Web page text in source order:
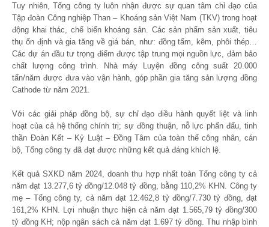
Tuy nhiên, Tổng công ty luôn nhận được sự quan tâm chỉ đạo của
Tập đoàn Công nghiệp Than – Khoáng sản Việt Nam (TKV) trong hoạt
động khai thác, chế biến khoáng sản. Các sản phẩm sản xuất, tiêu
thụ ổn định và gia tăng về giá bán, như: đồng tấm, kẽm, phôi thép…
Các dự án đầu tư trọng điểm được tập trung mọi nguồn lực, đảm bảo
chất lượng công trình. Nhà máy Luyện đồng công suất 20.000
tấn/năm được đưa vào vận hành, góp phần gia tăng sản lượng đồng
Cathode từ năm 2021.
Với các giải pháp đồng bộ, sự chỉ đạo điều hành quyết liệt và linh
hoạt của cả hệ thống chính trị; sự đồng thuận, nỗ lực phấn đấu, tinh
thần Đoàn Kết – Kỷ Luật – Đồng Tâm của toàn thể công nhân, cán
bộ, Tổng công ty đã đạt được những kết quả đáng khích lệ.
Kết quả SXKD năm 2024, doanh thu hợp nhất toàn Tổng công ty cả
năm đạt 13.277,6 tỷ đồng/12.048 tỷ đồng, bằng 110,2% KHN. Công ty
mẹ – Tổng công ty, cả năm đạt 12.462,8 tỷ đồng/7.730 tỷ đồng, đạt
161,2% KHN. Lợi nhuận thực hiện cả năm đạt 1.565,79 tỷ đồng/300
tỷ đồng KH; nộp ngân sách cả năm đạt 1.697 tỷ đồng. Thu nhập bình